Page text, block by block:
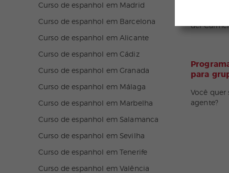
Curso de espanhol em Madrid
Curso de espanhol em Barcelona
Curso de espanhol em Alicante
Curso de espanhol em Cádiz
Curso de espanhol em Granada
Curso de espanhol em Málaga
Curso de espanhol em Marbelha
Curso de espanhol em Salamanca
Curso de espanhol em Sevilha
Curso de espanhol em Tenerife
Curso de espanhol em Valência
del
para
Você quer
agente?